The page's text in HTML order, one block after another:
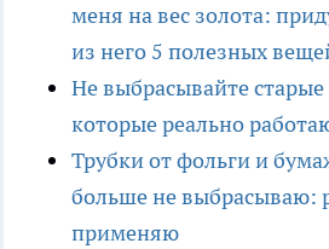
меня на вес золота:
из него 5 полезных
Не выбрасывайте
которые реально
Трубки от фольги и
больше не выбрасываю:
применяю